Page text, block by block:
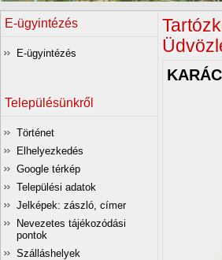
E-ügyintézés
E-ügyintézés
Településünkről
Történet
Elhelyezkedés
Google térkép
Települési adatok
Jelképek: zászló, címer
Nevezetes tájékozódási
pontok
Szálláshelyek